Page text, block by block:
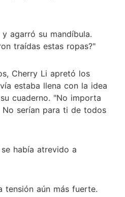
agarró su mandíbula.
traídas estas ropas?"
Cherry Li apretó los
estaba llena con la idea
cuaderno. "No importa
serían para ti de todos
había atrevido a
tensión aún más fuerte.